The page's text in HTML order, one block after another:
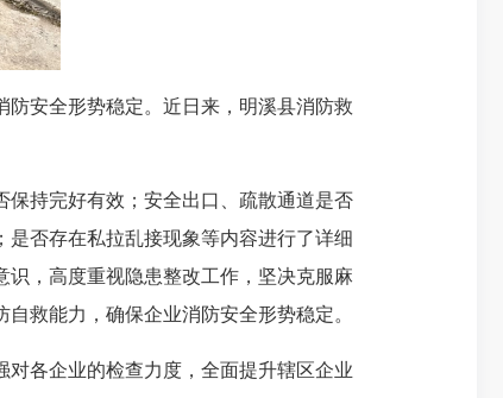
安全形势稳定。近日来，明溪县消防救
持完好有效；安全出口、疏散通道是否
否存在私拉乱接现象等内容进行了详细
，高度重视隐患整改工作，坚决克服麻
救能力，确保企业消防安全形势稳定。
各企业的检查力度，全面提升辖区企业